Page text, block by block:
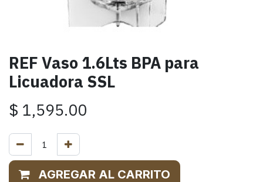
REF Vaso 1.6Lts BPA para
Licuadora SSL
$ 1,595.00
AGREGAR AL CARRITO